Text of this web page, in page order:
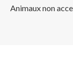
Animaux non